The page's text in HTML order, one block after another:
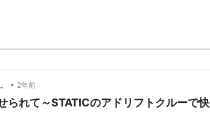
• 2年前
られて～STATICのアドリフトクルーで快